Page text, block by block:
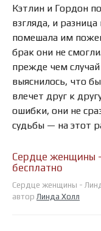
Кэтлин и Гордон
взгляда, и
помешала им
брак они не
прежде чем
выяснилось, что
влечет друг к
ошибки, они не
судьбы — на этот
Сердце женщины
бесплатно
Сердце женщины -
автор Линда Холл